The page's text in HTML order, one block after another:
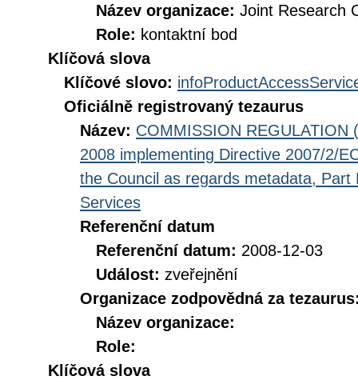
Název organizace: Joint Research
Role: kontaktní bod
Klíčová slova
Klíčové slovo:
Oficiálně registrovaný tezaurus
Název: COMMISSION REGULATION
2008 implementing Directive 2007/2/
the Council as regards metadata,
Services
Referenční datum
Referenční datum: 2008-12-03
Událost: zveřejnění
Organizace zodpovědná za
Název organizace:
Role:
Klíčová slova